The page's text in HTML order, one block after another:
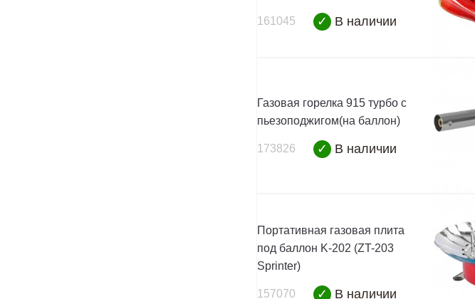
161045 ✓ В наличии
Газовая горелка 915 турбо с
пьезоподжигом(на баллон)
173826 ✓ В наличии
Портативная газовая плита
под баллон K-202 (ZT-203
Sprinter)
157070 ✓ В наличии